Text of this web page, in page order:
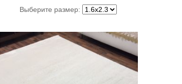
Выберите размер: